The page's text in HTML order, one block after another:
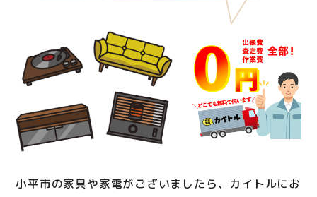
小平市の家具や家電がございましたら、カイトルにお